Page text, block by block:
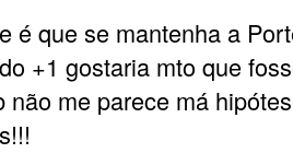
é que se mantenha a
+1 gostaria mto que
não me parece má